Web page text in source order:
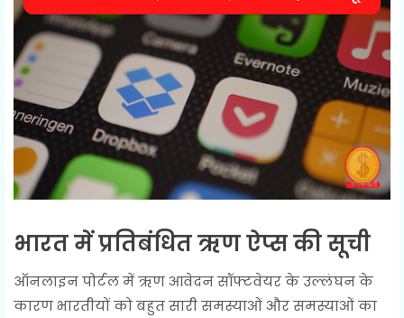
भारत में प्रतिबंधित ऋण ऐप्स की सूची
ऑनलाइन पोर्टल में ऋण आवेदन सॉफ्टवेयर के उल्लंघन के
कारण भारतीयों को बहुत सारी समस्याओं और समस्याओं का